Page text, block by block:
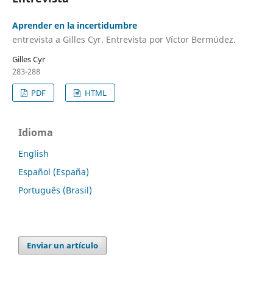
Aprender en la incertidumbre
entrevista a Gilles Cyr. Entrevista por Víctor Bermúdez.
Gilles Cyr
283-288
PDF
HTML
Idioma
English
Español (España)
Português (Brasil)
Enviar un artículo